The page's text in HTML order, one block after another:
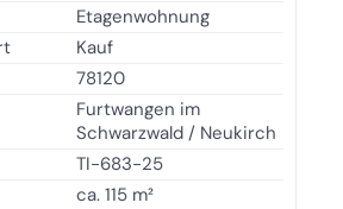
Etagenwohnung
Kauf
78120
Furtwangen im
Schwarzwald / Neukirch
TI-683-25
ca. 115 m²